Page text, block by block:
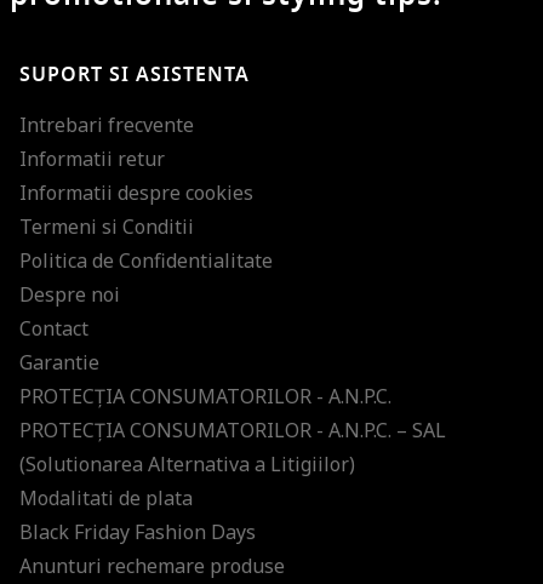
SUPORT SI ASISTENTA
Intrebari frecvente
Informatii retur
Informatii despre cookies
Termeni si Conditii
Politica de Confidentialitate
Despre noi
Contact
Garantie
PROTECŢIA CONSUMATORILOR - A.N.P.C.
PROTECŢIA CONSUMATORILOR - A.N.P.C. – SAL
(Solutionarea Alternativa a Litigiilor)
Modalitati de plata
Black Friday Fashion Days
Anunturi rechemare produse